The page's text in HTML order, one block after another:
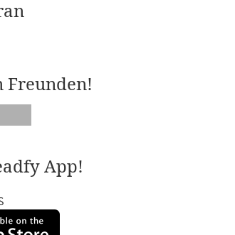
Freunden!
App!